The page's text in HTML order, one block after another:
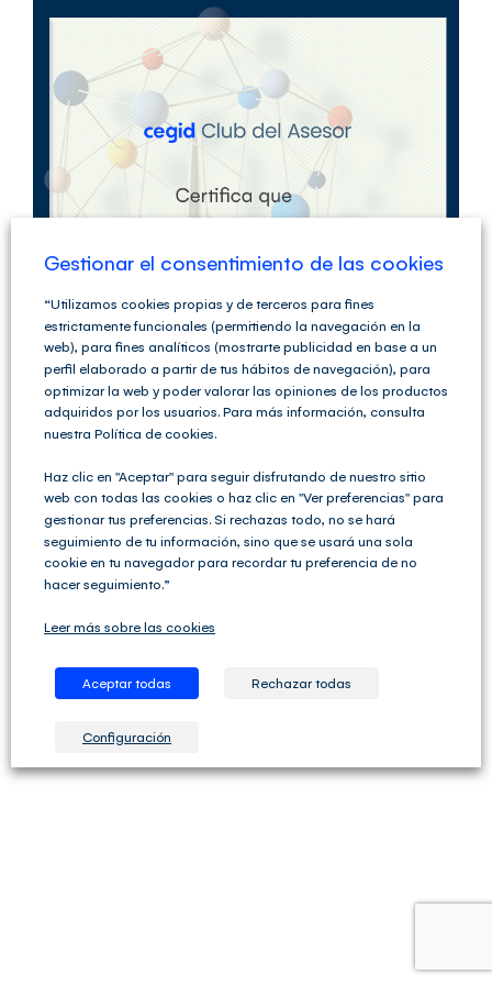
Validez sello:
Gestionar el consentimiento de las cookies
“Utilizamos cookies propias y de terceros para fines
estrictamente funcionales (permitiendo la navegación en la
web), para fines analíticos (mostrarte publicidad en base a un
perfil elaborado a partir de tus hábitos de navegación), para
optimizar la web y poder valorar las opiniones de los productos
adquiridos por los usuarios. Para más información, consulta
nuestra Política de cookies.
Haz clic en "Aceptar" para seguir disfrutando de nuestro sitio
web con todas las cookies o haz clic en "Ver preferencias" para
gestionar tus preferencias. Si rechazas todo, no se hará
seguimiento de tu información, sino que se usará una sola
cookie en tu navegador para recordar tu preferencia de no
hacer seguimiento.”
Leer más sobre las cookies
Aceptar todas Rechazar todas
Configuración